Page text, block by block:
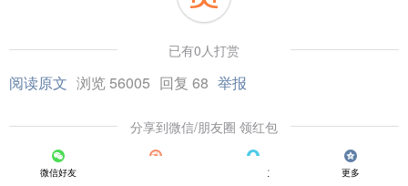
已有0人打赏
阅读原文 浏览 56005 回复 68 举报
分享到微信/朋友圈 领红包
微信好友 QQ好友 更多